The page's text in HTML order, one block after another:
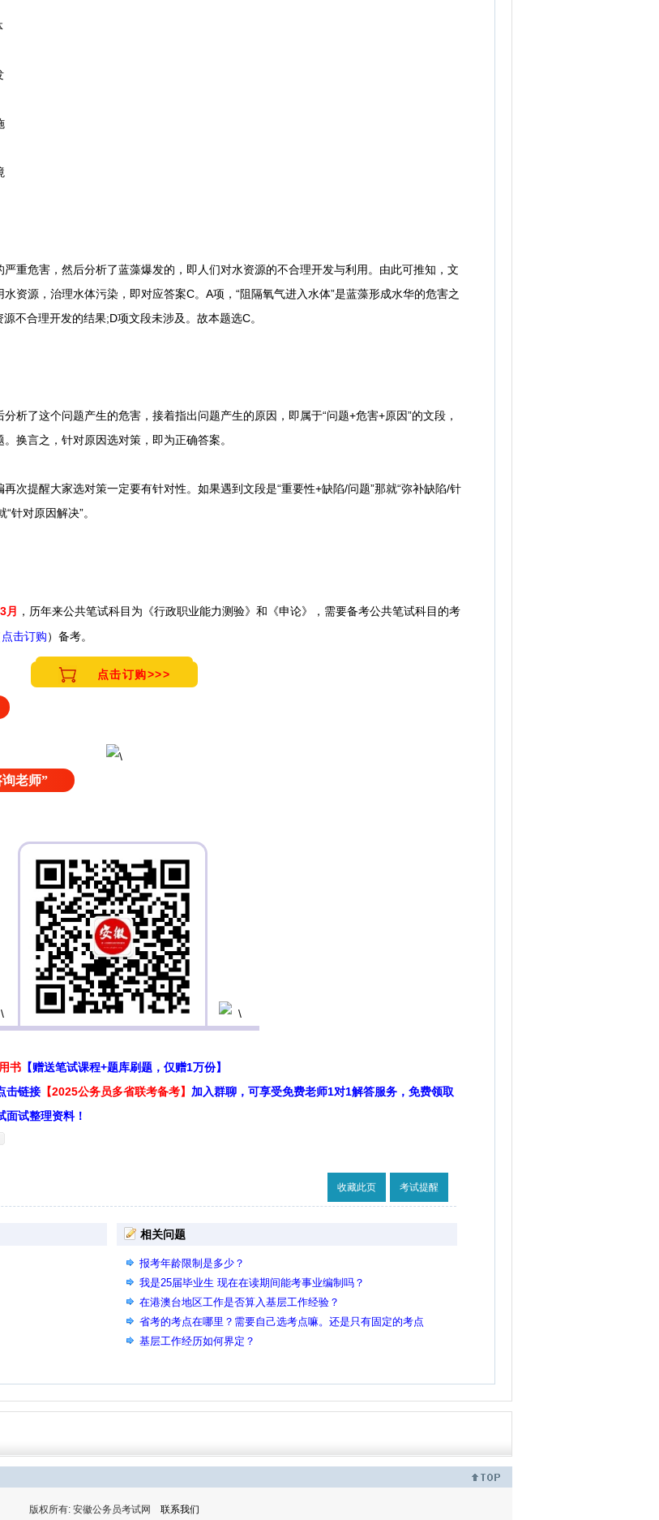
危害，然后分析了蓝藻爆发的，即人们对水资源的不合理开发与利用。由此可推知，文
资源，治理水体污染，即对应答案C。A项，“阻隔氧气进入水体”是蓝藻形成水华的危害之
不合理开发的结果;D项文段未涉及。故本题选C。
了这个问题产生的危害，接着指出问题产生的原因，即属于“问题+危害+原因”的文段，
换言之，针对原因选对策，即为正确答案。
提醒大家选对策一定要有针对性。如果遇到文段是“重要性+缺陷/问题”那就“弥补缺陷/针
针对原因解决”。
月 ，历年来公共笔试科目为《行政职业能力测验》和《申论》，需要备考公共笔试科目的考
点击订购）备考。
点击订购>>>
老师”
书 【赠送笔试课程+题库刷题，仅赠1万份】
击链接 【2025公务员多省联考备考】 加入群聊，可享受免费老师1对1解答服务，免费领取
试整理资料！
收藏此页 考试提醒
相关问题
报考年龄限制是多少？
我是25届毕业生 现在在读期间能考事业编制吗？
在港澳台地区工作是否算入基层工作经验？
省考的考点在哪里？需要自己选考点嘛。还是只有固定的考点
基层工作经历如何界定？
版权所有: 安徽公务员考试网 联系我们